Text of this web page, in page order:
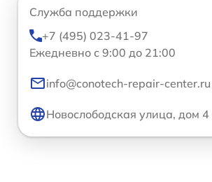
Служба поддержки
+7 (495) 023-41-97
Ежедневно с 9:00 до 21:00
info@conotech-repair-center.ru
Новослободская улица, дом 4